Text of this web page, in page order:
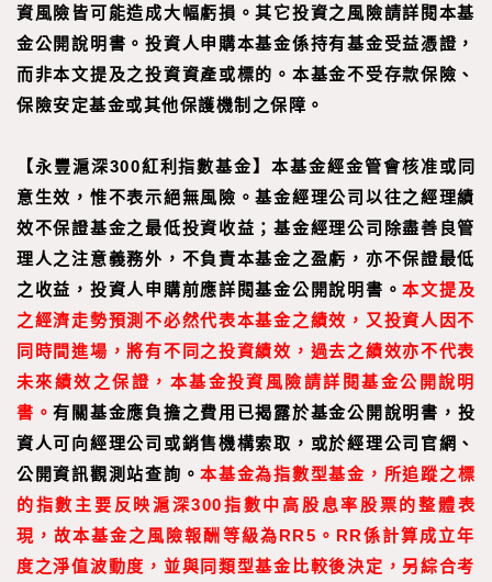
資風險皆可能造成大幅虧損。其它投資之風險請詳閱本基
金公開說明書。投資人申購本基金係持有基金受益憑證，
而非本文提及之投資資產或標的。本基金不受存款保險、
保險安定基金或其他保護機制之保障。
【永豐滬深300紅利指數基金】本基金經金管會核准或同
意生效，惟不表示絕無風險。基金經理公司以往之經理績
效不保證基金之最低投資收益；基金經理公司除盡善良管
理人之注意義務外，不負責本基金之盈虧，亦不保證最低
之收益，投資人申購前應詳閱基金公開說明書。本文提及
之經濟走勢預測不必然代表本基金之績效，又投資人因不
同時間進場，將有不同之投資績效，過去之績效亦不代表
未來績效之保證，本基金投資風險請詳閱基金公開說明
書。有關基金應負擔之費用已揭露於基金公開說明書，投
資人可向經理公司或銷售機構索取，或於經理公司官網、
公開資訊觀測站查詢。本基金為指數型基金，所追蹤之標
的指數主要反映滬深300指數中高股息率股票的整體表
現，故本基金之風險報酬等級為RR5。RR係計算成立年
度之淨值波動度，並與同類型基金比較後決定，另綜合考